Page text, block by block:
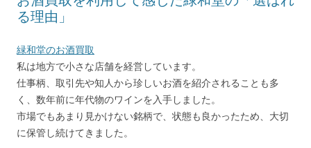
る理由」
緑和堂のお酒買取
私は地方で小さな店舗を経営しています。
仕事柄、取引先や知人から珍しいお酒を紹介されることも多
く、数年前に年代物のワインを入手しました。
市場でもあまり見かけない銘柄で、状態も良かったため、大切
に保管し続けてきました。